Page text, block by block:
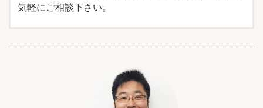
気軽にご相談下さい。